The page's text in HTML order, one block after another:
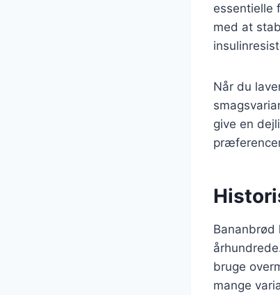
essentielle
med at
Når du
give en
bruge
mange